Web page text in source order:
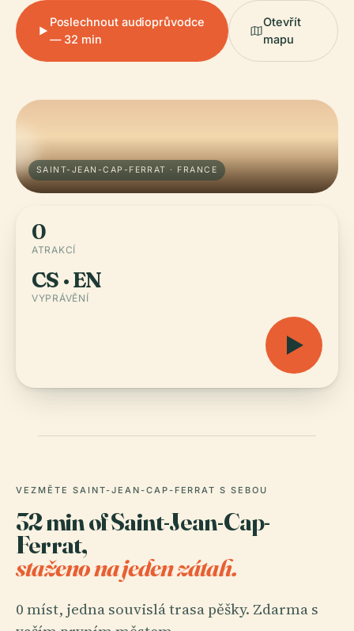
Poslechnout audioprůvodce
— 32 min
Otevřít
mapu
SAINT-JEAN-CAP-FERRAT · FRANCE
0
ATRAKCÍ
CS · EN
VYPRÁVĚNÍ
VEZMĚTE SAINT-JEAN-CAP-FERRAT S SEBOU
32 min of Saint-Jean-Cap-
Ferrat,
staženo na jeden zátah.
0 míst, jedna souvislá trasa pěšky. Zdarma s